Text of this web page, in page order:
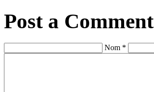
Post a Comment
Nom *